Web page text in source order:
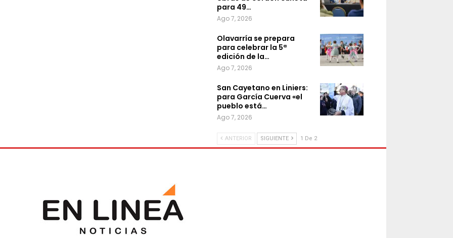
para 49…
Ago 7, 2026
Olavarría se prepara
para celebrar la 5ª
edición de la…
Ago 7, 2026
San Cayetano en Liniers:
para García Cuerva «el
pueblo está…
Ago 7, 2026
ANTERIOR SIGUIENTE 1 De 2